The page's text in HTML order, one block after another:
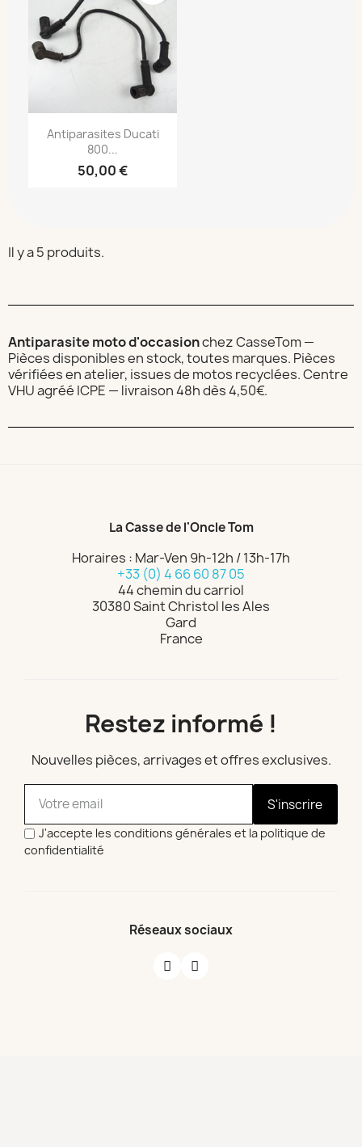
Antiparasites Ducati
800...
50,00 €
Il y a 5 produits.
Antiparasite moto d'occasionchez CasseTom —
Pièces disponibles en stock, toutes marques. Pièces
vérifiées en atelier, issues de motos recyclées. Centre
VHU agréé ICPE — livraison 48h dès 4,50€.
La Casse de l'Oncle Tom
Horaires : Mar-Ven 9h-12h / 13h-17h
+33 (0) 4 66 60 87 05
44 chemin du carriol
30380 Saint Christol les Ales
Gard
France
Restez informé !
Nouvelles pièces, arrivages et offres exclusives.
S'inscrire
J'accepte les conditions générales et la politique de
confidentialité
Réseaux sociaux